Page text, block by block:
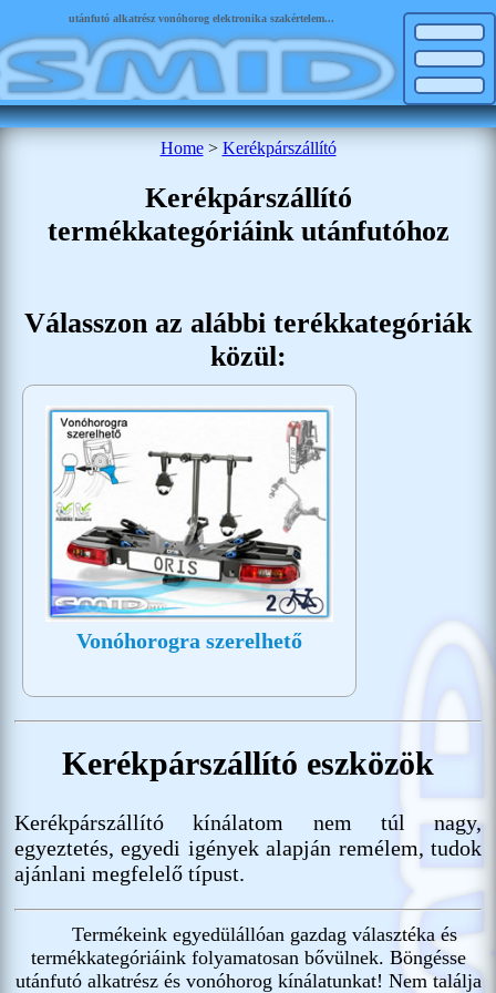
utánfutó alkatrész vonóhorog elektronika szakértelem...
Home > Kerékpárszállító
Kerékpárszállító
termékkategóriáink utánfutóhoz
Válasszon az alábbi terékkategóriák
közül:
Vonóhorogra szerelhető
Kerékpárszállító eszközök
Kerékpárszállító kínálatom nem túl nagy,
egyeztetés, egyedi igények alapján remélem, tudok
ajánlani megfelelő típust.
Termékeink egyedülállóan gazdag választéka és
termékkategóriáink folyamatosan bővülnek. Böngésse
utánfutó alkatrész és vonóhorog kínálatunkat! Nem találja